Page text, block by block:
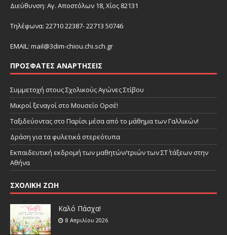
Διεύθυνση: Αγ. Αποστόλων 18, Χίος 82131
Τηλέφωνα: 22710 22387- 22713 50746
EMAIL: mail@3dim-chiou.chi.sch.gr
ΠΡΌΣΦΑΤΕΣ ΑΝΑΡΤΉΣΕΙΣ
Συμμετοχή στους Σχολικούς Αγώνες Στίβου
Μικροί ξεναγοί στο Μουσείο Ορσέ!
Ταξιδεύοντας στο Παρίσι μέσα από το μάθημα των Γαλλικών!
Δράση για τα φυλετικά στερεότυπα
Εκπαιδευτική εκδρομή των μαθητών/τριών των ΣΤ΄ τάξεων στην
Αθήνα
ΣΧΟΛΙΚΗ ΖΩΗ
Καλό Πάσχα!
8 Απριλίου 2026